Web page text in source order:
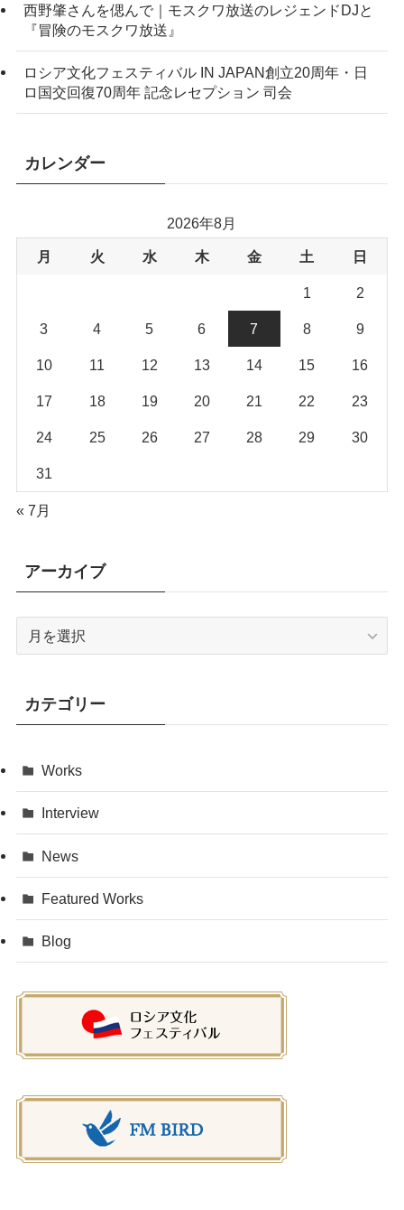
西野肇さんを偲んで｜モスクワ放送のレジェンドDJと
『冒険のモスクワ放送』
ロシア文化フェスティバル IN JAPAN創立20周年・日
ロ国交回復70周年 記念レセプション 司会
カレンダー
2026年8月
月 火 水 木 金 土 日
1 2
3 4 5 6 7 8 9
10 11 12 13 14 15 16
17 18 19 20 21 22 23
24 25 26 27 28 29 30
31
« 7月
アーカイブ
ブ
カテゴリー
Works
Interview
News
Featured Works
Blog